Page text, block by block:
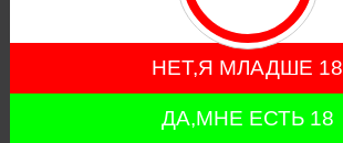
НЕТ,Я МЛАДШЕ 18
ДА,МНЕ ЕСТЬ 18